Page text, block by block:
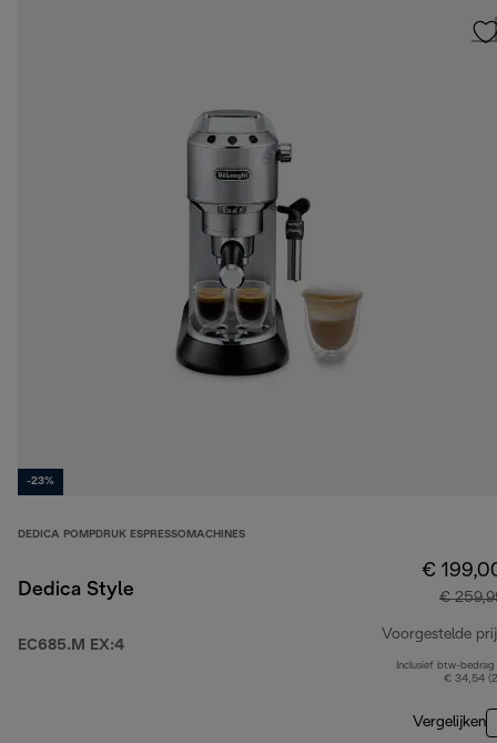
-23%
DEDICA POMPDRUK ESPRESSOMACHINES
Dedica Style
EC685.M EX:4
€
€
Voorgestelde
Inclusief btw-bedrag
€ 34,54
Vergelijken